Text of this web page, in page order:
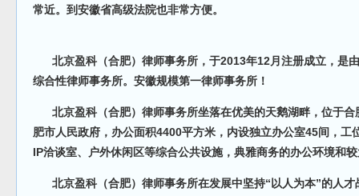
常近。到安徽省高级法院也非常方便。
北京盈科（合肥）律师事务所，于2013年12月注册成立，是
综合性律师事务所。安徽规模第一律师事务所！
北京盈科（合肥）律师事务所坐落在优美的天鹅湖畔，位于合
肥市人民政府，办公面积4400平方米，内设独立办公室45间，工
IP洽谈室、户外休闲区等综合公共设施，典雅商务的办公环境和
北京盈科（合肥）律师事务所在发展中坚持“以人为本”的人才